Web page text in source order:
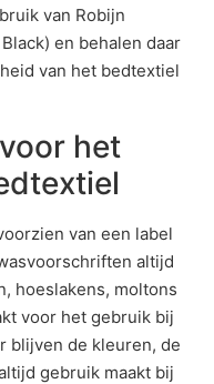
van Robijn
en behalen daar
van het bedtextiel
het
van een label
altijd
hoeslakens, moltons
voor het gebruik bij
blijven de kleuren, de
gebruik maakt bij